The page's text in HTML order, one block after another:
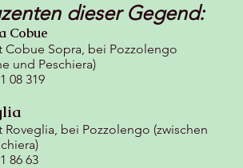
dieser Gegend:
Cobue
Cobue Sopra, bei Pozzolengo
und Peschiera)
08 319
Roveglia, bei Pozzolengo (zwischen
86 63